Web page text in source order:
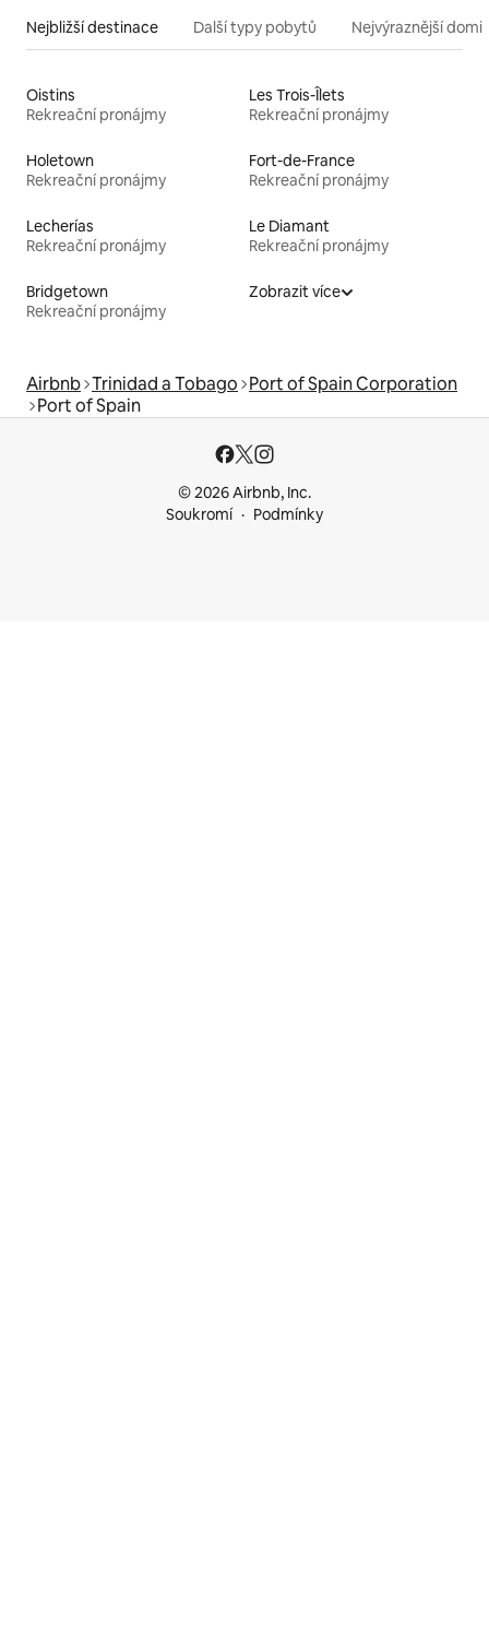
Nejbližší destinace Další typy pobytů Nejvýraznější
Oistins
Rekreační pronájmy
Les Trois-Îlets
Rekreační pronájmy
Holetown
Rekreační pronájmy
Fort-de-France
Rekreační pronájmy
Lecherías
Rekreační pronájmy
Le Diamant
Rekreační pronájmy
Bridgetown
Rekreační pronájmy
Zobrazit více
Airbnb Trinidad a Tobago Port of Spain Corporation
Port of Spain
© 2026 Airbnb, Inc.
Soukromí
Podmínky